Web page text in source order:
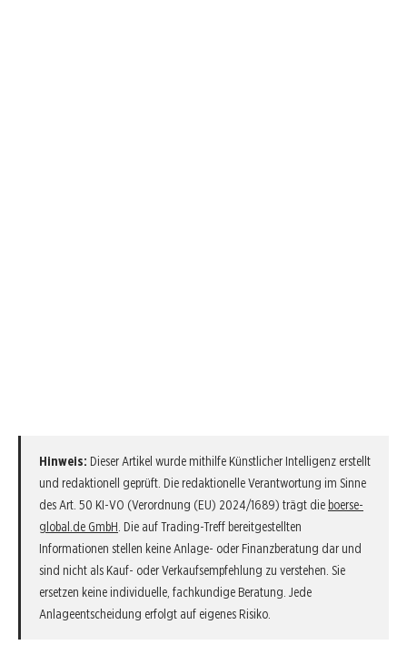
Hinweis: Dieser Artikel wurde mithilfe Künstlicher Intelligenz erstellt
und redaktionell geprüft. Die redaktionelle Verantwortung im Sinne
des Art. 50 KI-VO (Verordnung (EU) 2024/1689) trägt die boerse-
global.de GmbH. Die auf Trading-Treff bereitgestellten
Informationen stellen keine Anlage- oder Finanzberatung dar und
sind nicht als Kauf- oder Verkaufsempfehlung zu verstehen. Sie
ersetzen keine individuelle, fachkundige Beratung. Jede
Anlageentscheidung erfolgt auf eigenes Risiko.